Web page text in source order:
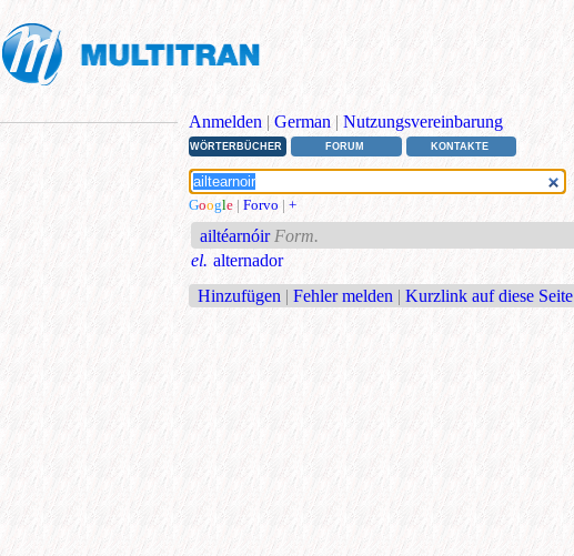
Anmelden | German | Nutzungsvereinbarung
WÖRTERBÜCHER FORUM KONTAKTE
Google | Forvo | +
ailtéarnóir Form.
el. alternador
Hinzufügen | Fehler melden | Kurzlink auf diese Seite